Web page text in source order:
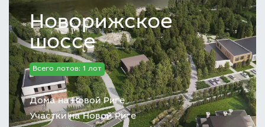
Новорижское
шоссе
Всего лотов: 1 лот
Дома на Новой Риге
Участки на Новой Риге